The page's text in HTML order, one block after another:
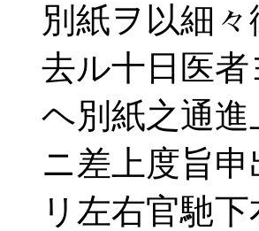
別紙ヲ以細々
去ル十日医者
ヘ別紙之通進
ニ差上度旨申
リ左右官馳下